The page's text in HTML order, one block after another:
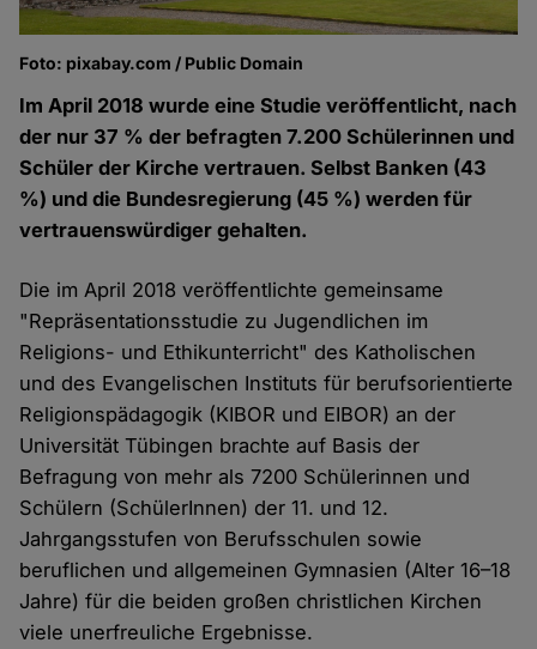
Foto: pixabay.com / Public Domain
Im April 2018 wurde eine Studie veröffentlicht, nach
der nur 37 % der befragten 7.200 Schülerinnen und
Schüler der Kirche vertrauen. Selbst Banken (43
%) und die Bundesregierung (45 %) werden für
vertrauenswürdiger gehalten.
Die im April 2018 veröffentlichte gemeinsame
"Repräsentationsstudie zu Jugendlichen im
Religions- und Ethikunterricht" des Katholischen
und des Evangelischen Instituts für berufsorientierte
Religionspädagogik (KIBOR und EIBOR) an der
Universität Tübingen brachte auf Basis der
Befragung von mehr als 7200 Schülerinnen und
Schülern (SchülerInnen) der 11. und 12.
Jahrgangsstufen von Berufsschulen sowie
beruflichen und allgemeinen Gymnasien (Alter 16–18
Jahre) für die beiden großen christlichen Kirchen
viele unerfreuliche Ergebnisse.